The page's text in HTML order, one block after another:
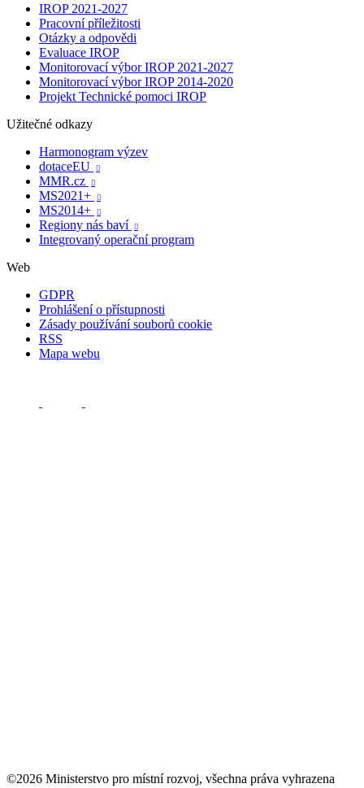
IROP 2021-2027
Pracovní příležitosti
Otázky a odpovědi
Evaluace IROP
Monitorovací výbor IROP 2021-2027
Monitorovací výbor IROP 2014-2020
Projekt Technické pomoci IROP
Užitečné odkazy
Harmonogram výzev
dotaceEU

MMR.cz 
MS2021+ 
MS2014+ 
Regiony nás baví 
Integrovaný operační program
Web
GDPR
Prohlášení o přístupnosti
Zásady používání souborů cookie
RSS
Mapa webu
©2026 Ministerstvo pro místní rozvoj, všechna práva vyhrazena